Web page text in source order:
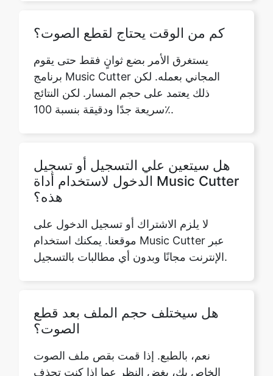
ذلك يعتمد على حجم المسار. لكن النتائج
سريعة جدًا ودقيقة بنسبة 100٪.
هل سيتعين علي التسجيل أو تسجيل
لا يلزم الاشتراك أو تسجيل الدخول على
موقعنا. يمكنك استخدام Music Cutter عبر
هل سيختلف حجم الملف بعد قطع
الخاص بك، بغض النظر عما إذا كنت تحذف
المنطقة المحددة أو تحتفظ بهذا الجزء فقط
من الصوت، فإن حجم الملف سيتغير بالتأكيد.
في حالة عكس الصوت، قد يختلف الحجم أو لا